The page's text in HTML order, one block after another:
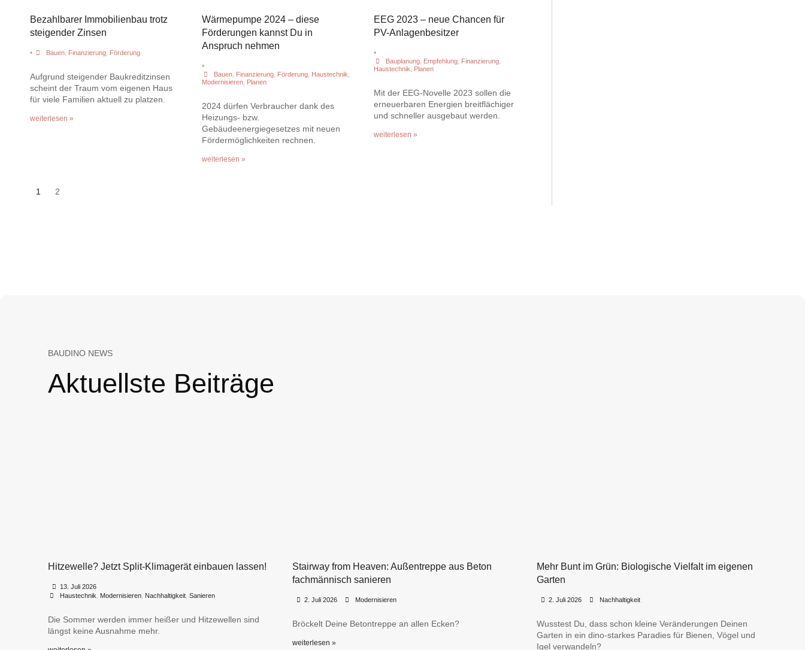
Bezahlbarer Immobilienbau trotz
steigender Zinsen
• Bauen, Finanzierung, Förderung
Aufgrund steigender Baukreditzinsen
scheint der Traum vom eigenen Haus
für viele Familien aktuell zu platzen.
weiterlesen »
Wärmepumpe 2024 – diese
Förderungen kannst Du in
Anspruch nehmen
•
Bauen, Finanzierung, Förderung, Haustechnik
Modernisieren, Planen
2024 dürfen Verbraucher dank des
Heizungs- bzw.
Gebäudeenergiegesetzes mit neuen
Fördermöglichkeiten rechnen.
weiterlesen »
EEG 2023 – neue Chancen für
PV-Anlagenbesitzer
•
Bauplanung, Empfehlung, Finanzierung,
Haustechnik
Planen
Mit der EEG-Novelle 2023 sollen die
erneuerbaren Energien breitflächiger
und schneller ausgebaut werden.
weiterlesen »
1 2
BAUDINO NEWS
Aktuellste Beiträge
Hitzewelle? Jetzt Split-Klimagerät einbauen lassen!
13. Juli 2026
Haustechnik Modernisieren, Nachhaltigkeit, Sanieren
Die Sommer werden immer heißer und Hitzewellen sind
längst keine Ausnahme mehr.
Stairway from Heaven: Außentreppe aus Beton
fachmännisch sanieren
2. Juli 2026 Modernisieren
Bröckelt Deine Betontreppe an allen Ecken?
weiterlesen »
Mehr Bunt im Grün: Biologische Vielfalt im eigenen
Garten
2. Juli 2026 Nachhaltigkeit
Wusstest Du, dass schon kleine Veränderungen Deinen
Garten in ein dino-starkes Paradies für Bienen, Vögel und
Igel verwandeln?